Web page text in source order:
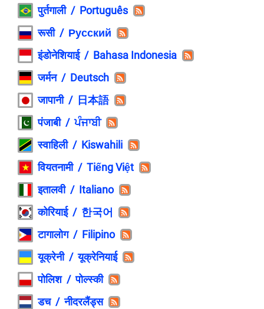
पुर्तगाली / Português
रूसी / Русский
इंडोनेशियाई / Bahasa Indonesia
जर्मन / Deutsch
जापानी / 日本語
पंजाबी / ਪੰਜਾਬੀ
स्वाहिली / Kiswahili
वियतनामी / Tiếng Việt
इतालवी / Italiano
कोरियाई / 한국어
टागालोग / Filipino
यूक्रेनी / यूक्रेनियाई
पोलिश / पोल्स्की
डच / नीदरलैंड्स